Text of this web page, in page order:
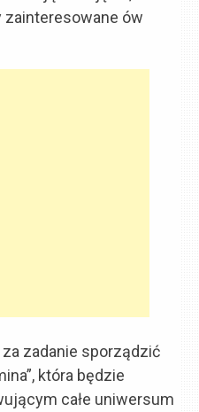
ów
zadanie sporządzić
która będzie
całe uniwersum